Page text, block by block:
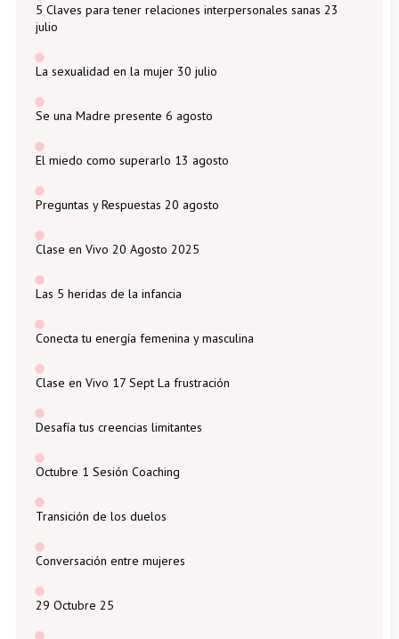
5 Claves para tener relaciones interpersonales sanas 23
julio
La sexualidad en la mujer 30 julio
Se una Madre presente 6 agosto
El miedo como superarlo 13 agosto
Preguntas y Respuestas 20 agosto
Clase en Vivo 20 Agosto 2025
Las 5 heridas de la infancia
Conecta tu energía femenina y masculina
Clase en Vivo 17 Sept La frustración
Desafía tus creencias limitantes
Octubre 1 Sesión Coaching
Transición de los duelos
Conversación entre mujeres
29 Octubre 25